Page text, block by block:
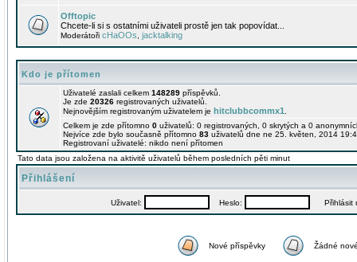
Offtopic
Chcete-li si s ostatními uživateli prostě jen tak popovídat...
Moderátoři cHaOOs jacktalking
Kdo je přítomen
Uživatelé zaslali celkem 148289 příspěvků.
Je zde 20326 registrovaných uživatelů.
Nejnovějším registrovaným uživatelem je hitclubbcommx1
Celkem je zde přítomno 0 uživatelů: 0 registrovaných, 0 skrytých a 0
Nejvíce zde bylo současně přítomno 83 uživatelů dne ne 25. květen, 2014
Registrovaní uživatelé: nikdo není přítomen
Tato data jsou založena na aktivitě uživatelů během posledních pěti minut
Přihlášení
Uživatel: Heslo: Přihlásit
Nové příspěvky Žádné